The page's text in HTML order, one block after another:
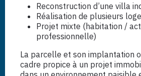
Reconstruction d’une villa
Réalisation de plusieurs
Projet mixte (habitation /
professionnelle)
La parcelle et son implantation
cadre propice à un projet